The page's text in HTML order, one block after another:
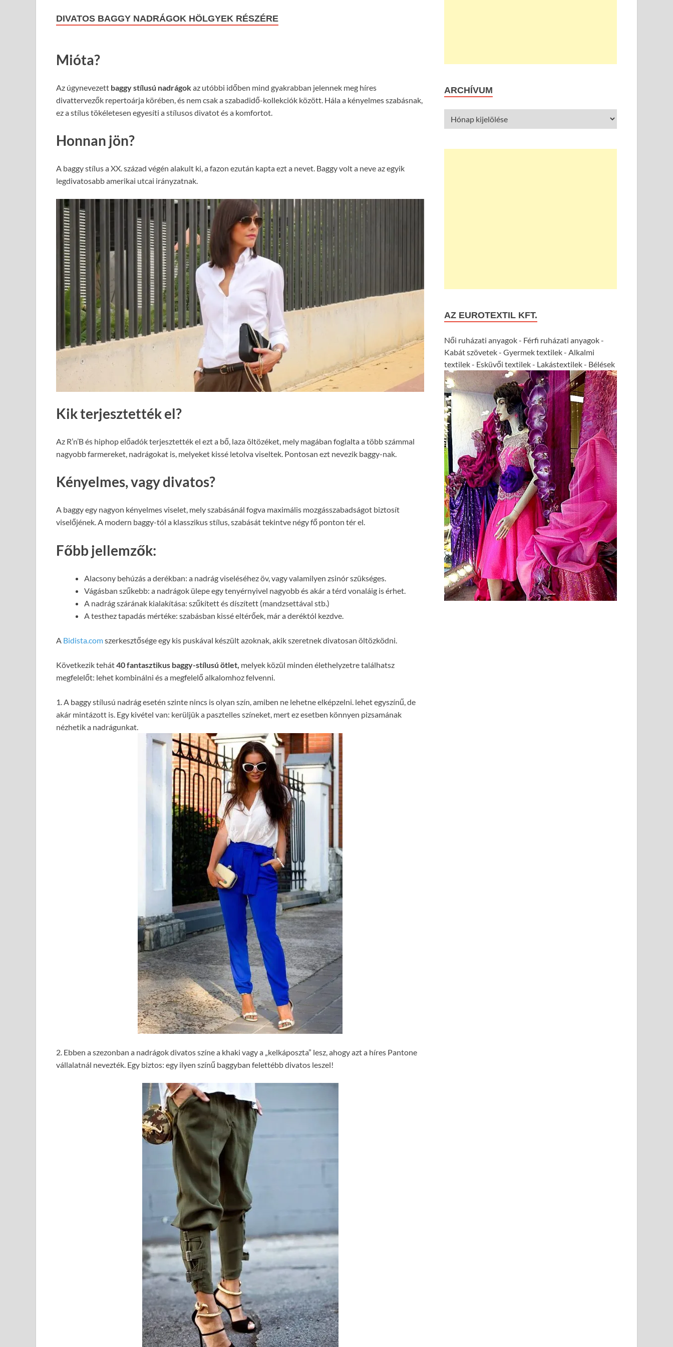
DIVATOS BAGGY NADRÁGOK HÖLGYEK RÉSZÉRE
Mióta?
Az úgynevezett baggy stílusú nadrágokaz utóbbi időben mind gyakrabban jelennek meg híres
divattervezők repertoárja körében, és nem csak a szabadidő-kollekciók között. Hála a kényelmes szabásnak,
ez a stílus tökéletesen egyesíti a stílusos divatot és a komfortot.
Honnan jön?
A baggy stílus a XX. század végén alakult ki, a fazon ezután kapta ezt a nevet. Baggy volt a neve az egyik
legdivatosabb amerikai utcai irányzatnak.
Kik terjesztették el?
Az R’n’B és hiphop előadók terjesztették el ezt a bő, laza öltözéket, mely magában foglalta a több számmal
nagyobb farmereket, nadrágokat is, melyeket kissé letolva viseltek. Pontosan ezt nevezik baggy-nak.
Kényelmes, vagy divatos?
A baggy egy nagyon kényelmes viselet, mely szabásánál fogva maximális mozgásszabadságot biztosít
viselőjének. A modern baggy-tól a klasszikus stílus, szabását tekintve négy fő ponton tér el.
Főbb jellemzők:
Alacsony behúzás a derékban: a nadrág viseléséhez öv, vagy valamilyen zsinór szükséges.
Vágásban szűkebb: a nadrágok ülepe egy tenyérnyivel nagyobb és akár a térd vonaláig is érhet.
A nadrág szárának kialakítása: szűkített és díszített (mandzsettával stb.)
A testhez tapadás mértéke: szabásban kissé eltérőek, már a deréktól kezdve.
A Bidista.comszerkesztősége egy kis puskával készült azoknak, akik szeretnek divatosan öltözködni.
Következik tehát40 fantasztikus baggy-stílusú ötlet, melyek közül minden élethelyzetre találhatsz
megfelelőt: lehet kombinálni és a megfelelő alkalomhoz felvenni.
1. A baggy stílusú nadrág esetén szinte nincs is olyan szín, amiben ne lehetne elképzelni. lehet egyszínű, de
akár mintázott is. Egy kivétel van: kerüljük a pasztelles színeket, mert ez esetben könnyen pizsamának
nézhetik a nadrágunkat.
2. Ebben a szezonban a nadrágok divatos színe a khaki vagy a „kelkáposzta” lesz, ahogy azt a híres Pantone
vállalatnál nevezték. Egy biztos: egy ilyen színű baggyban felettébb divatos leszel!
ARCHÍVUM
AZ EUROTEXTIL KFT.
Női ruházati anyagok - Férfi ruházati anyagok -
Kabát szövetek - Gyermek textilek - Alkalmi
textilek - Esküvői textilek - Lakástextilek - Bélések